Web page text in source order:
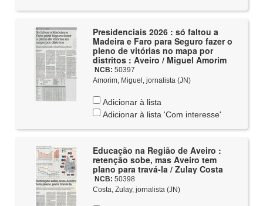
Presidenciais 2026 : só faltou a
Madeira e Faro para Seguro fazer o
pleno de vitórias no mapa por
distritos : Aveiro / Miguel Amorim
NCB: 50397
Amorim, Miguel, jornalista (JN)
Adicionar à lista
Adicionar à lista 'Com interesse'
Educação na Região de Aveiro :
retenção sobe, mas Aveiro tem
plano para travá-la / Zulay Costa
NCB: 50398
Costa, Zulay, jornalista (JN)